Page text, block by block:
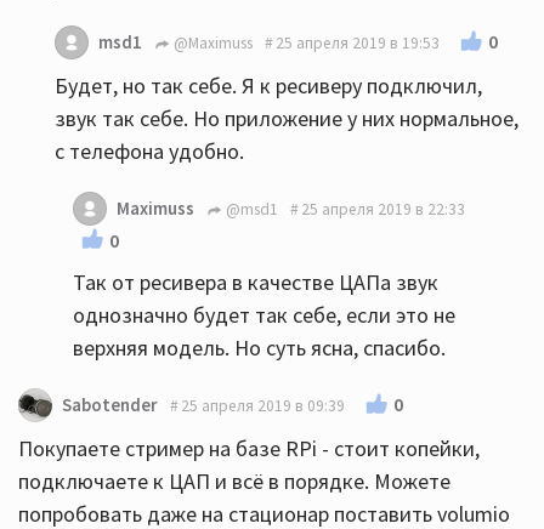
msd1 @Maximuss 25 апреля 2019 в 19:53 0
Будет, но так себе. Я к ресиверу подключил,
звук так себе. Но приложение у них нормальное,
с телефона удобно.
Maximuss @msd1 25 апреля 2019 в 22:33
0
Так от ресивера в качестве ЦАПа звук
однозначно будет так себе, если это не
верхняя модель. Но суть ясна, спасибо.
Sabotender 25 апреля 2019 в 09:39 0
Покупаете стример на базе RPi - стоит копейки,
подключаете к ЦАП и всё в порядке. Можете
попробовать даже на стационар поставить volumio